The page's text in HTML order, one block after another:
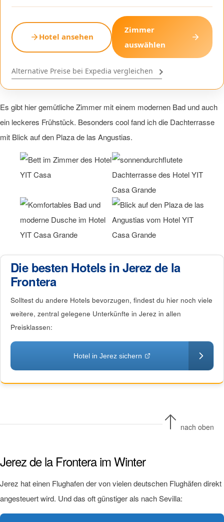
Hotel ansehen
Zimmer
auswählen
Alternative Preise bei Expedia vergleichen
Es gibt hier gemütliche Zimmer mit einem modernen Bad und auch
ein leckeres Frühstück. Besonders cool fand ich die Dachterrasse
mit Blick auf den Plaza de las Angustias.
Die besten Hotels in Jerez de la
Frontera
Solltest du andere Hotels bevorzugen, findest du hier noch viele
weitere, zentral gelegene Unterkünfte in Jerez in allen
Preisklassen:
Hotel in Jerez sichern
nach oben
Jerez de la Frontera im Winter
Jerez hat einen Flughafen der von vielen deutschen Flughäfen direkt
angesteuert wird. Und das oft günstiger als nach Sevilla: